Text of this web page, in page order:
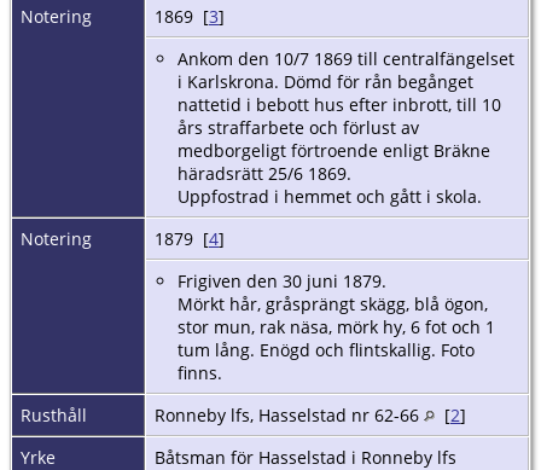
Notering
1869 [3]
Ankom den 10/7 1869 till centralfängelset
i Karlskrona. Dömd för rån begånget
nattetid i bebott hus efter inbrott, till 10
års straffarbete och förlust av
medborgeligt förtroende enligt Bräkne
häradsrätt 25/6 1869.
Uppfostrad i hemmet och gått i skola.
Notering
1879 [4]
Frigiven den 30 juni 1879.
Mörkt hår, gråsprängt skägg, blå ögon,
stor mun, rak näsa, mörk hy, 6 fot och 1
tum lång. Enögd och flintskallig. Foto
finns.
Rusthåll
Ronneby lfs, Hasselstad nr 62-66 [2]
Yrke
Båtsman för Hasselstad i Ronneby lfs